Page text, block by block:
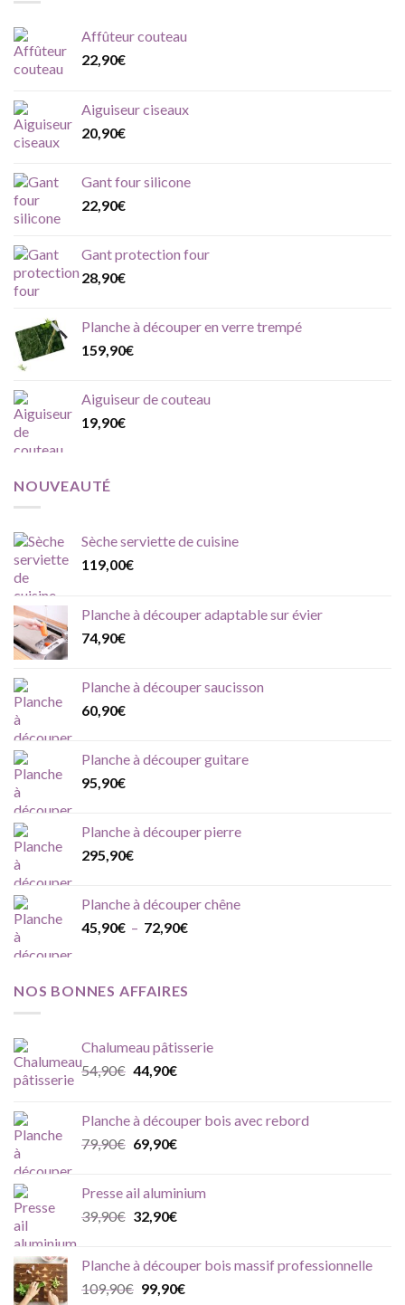
Affûteur couteau
22,90€
Aiguiseur ciseaux
20,90€
Gant four silicone
22,90€
Gant protection four
28,90€
Planche à découper en verre trempé
159,90€
Aiguiseur de couteau
19,90€
NOUVEAUTÉ
Sèche serviette de cuisine
119,00€
Planche à découper adaptable sur évier
74,90€
Planche à découper saucisson
60,90€
Planche à découper guitare
95,90€
Planche à découper pierre
295,90€
Planche à découper chêne
45,90€ – 72,90€Plage
NOS BONNES AFFAIRES
Chalumeau pâtisserie
54,90€ Le
était :
54,90€.
44,90€Le
est :
44,90€.
Planche à découper bois avec rebord
79,90€ Le
était :
79,90€.
69,90€Le
est :
69,90€.
Presse ail aluminium
39,90€ Le
était :
39,90€.
32,90€Le
est :
32,90€.
Planche à découper bois massif professionnelle
109,90€ Le
99,90€Le